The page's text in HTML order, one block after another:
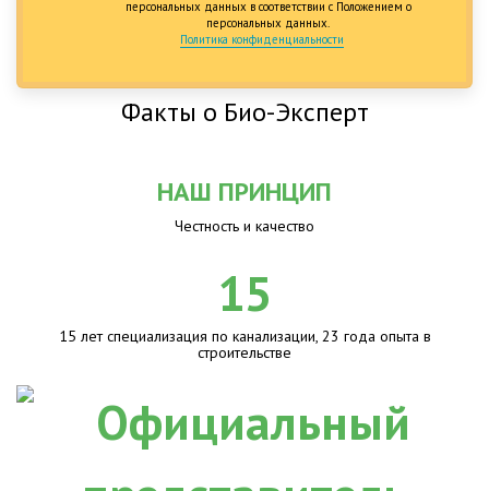
персональных данных в соответствии с Положением о
персональных данных.
Политика конфиденциальности
Факты о Био-Эксперт
НАШ ПРИНЦИП
Честность и качество
15
15 лет специализация по канализации, 23 года опыта в
строительстве